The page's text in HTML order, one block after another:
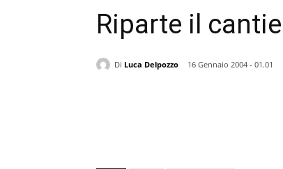
Riparte il
Di Luca Delpozzo
16 Gennaio 2004 - 01.01